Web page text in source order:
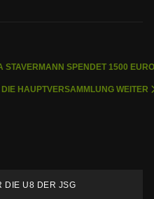
STAVERMANN SPENDET 1500
HAUPTVERSAMMLUNG WEITER
DIE U8 DER JSG